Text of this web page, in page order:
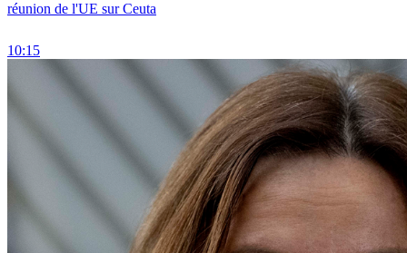
réunion de l'UE sur Ceuta
10:15